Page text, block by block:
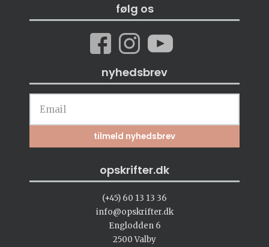
følg os
nyhedsbrev
opskrifter.dk
(+45) 60 13 13 36
info@opskrifter.dk
Englodden 6
2500 Valby